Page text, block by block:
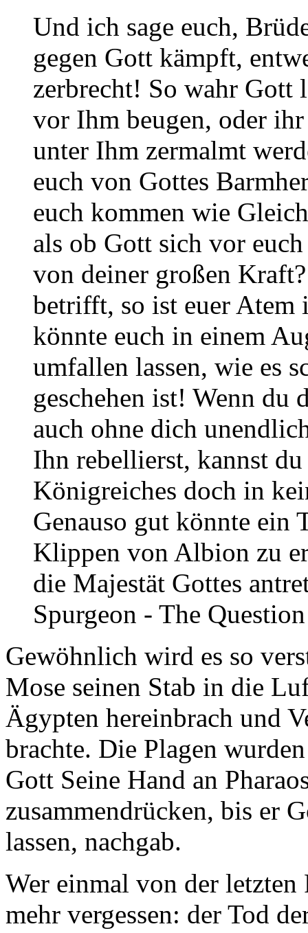
Und ich sage euch,
gegen Gott kämpft,
zerbrecht! So wahr Gott
vor Ihm beugen, oder
unter Ihm zermalmt
euch von Gottes
euch kommen wie
als ob Gott sich vor
von deiner großen
betrifft, so ist euer Atem
könnte euch in einem
umfallen lassen, wie es
geschehen ist! Wenn
auch ohne dich
Ihn rebellierst, kannst
Königreiches doch in
Genauso gut könnte ein
Klippen von Albion zu
die Majestät Gottes
Spurgeon - The
Gewöhnlich wird es so
Mose seinen Stab in die
Ägypten hereinbrach und
brachte. Die Plagen
Gott Seine Hand an
zusammendrücken, bis er
lassen, nachgab.
Wer einmal von der
mehr vergessen: der Tod